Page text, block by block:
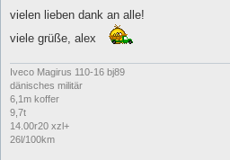
vielen lieben dank an alle!
viele grüße, alex
Iveco Magirus 110-16 bj89
dänisches militär
6,1m koffer
9,7t
14.00r20 xzl+
26l/100km